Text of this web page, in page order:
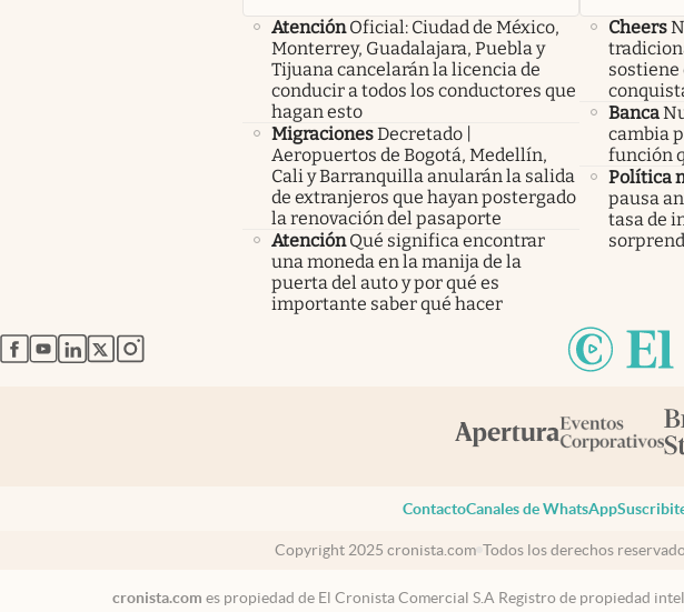
Atención Oficial: Ciudad de México,
Monterrey, Guadalajara, Puebla y
Tijuana cancelarán la licencia de
conducir a todos los conductores que
hagan esto
MigracionesDecretado |
Aeropuertos de Bogotá, Medellín,
Cali y Barranquilla anularán la salida
de extranjeros que hayan postergado
la renovación del pasaporte
Atención Qué significa encontrar
una moneda en la manija de la
puerta del auto y por qué es
importante saber qué hacer
Cheers
sostiene
Banca
cambia
función
Política
pausa
tasa de
abre en nueva pestaña
abre en nueva pestaña
abre en nueva pestaña
abre en nueva pestaña
abre en nueva pestaña
ContactoCanales de WhatsApp
Copyright 2025 cronista.com Todos los derechos
cronista.com es propiedad de El Cronista Comercial S.A Registro de propiedad